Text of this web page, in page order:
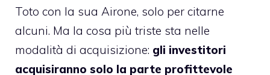
Toto con la sua Airone, solo per citarne
alcuni. Ma la cosa più triste sta nelle
modalità di acquisizione: gli investitori
acquisiranno solo la parte profittevole